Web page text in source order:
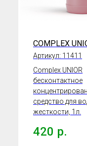
COMPLEX
Артикул: 11411
Complex UNIOR
бесконтактное
средство для
жесткости, 1л.
420 р.